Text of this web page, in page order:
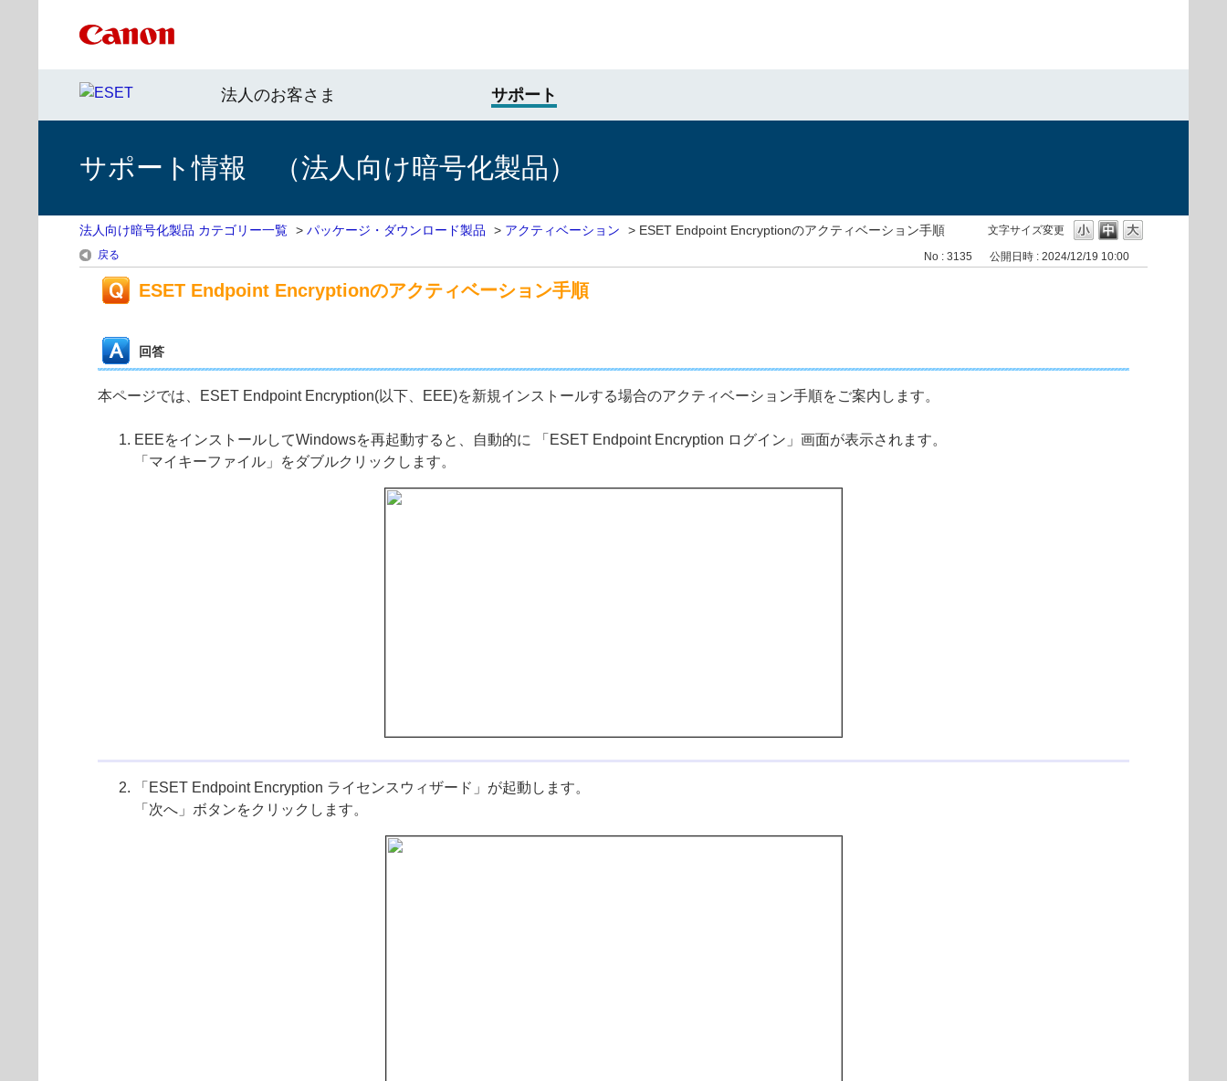
法人のお客さま サポート
サポート情報 （法人向け暗号化製品）
文字サイズ変更
法人向け暗号化製品 カテゴリー一覧 > パッケージ・ダウンロード製品 > アクティベーション > ESET Endpoint Encryptionのアクティベーション手順
戻る No : 3135 公開日時 : 2024/12/19 10:00
ESET Endpoint Encryptionのアクティベーション手順
回答
本ページでは、ESET Endpoint Encryption(以下、EEE)を新規インストールする場合のアクティベーション手順をご案内します。
EEEをインストールしてWindowsを再起動すると、自動的に 「ESET Endpoint Encryption ログイン」画面が表示されます。
「マイキーファイル」をダブルクリックします。
「ESET Endpoint Encryption ライセンスウィザード」が起動します。
「次へ」ボタンをクリックします。